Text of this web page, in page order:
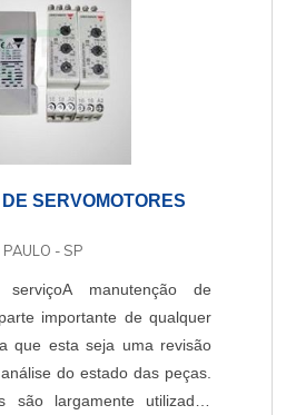
SERVOMOTORES
- SP
serviçoA manutenção de
importante de qualquer
que esta seja uma revisão
do estado das peças.
são largamente utilizados